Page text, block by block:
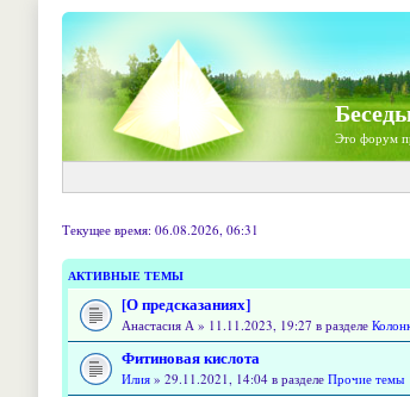
Это форум
Текущее время: 06.08.2026, 06:31
АКТИВНЫЕ ТЕМЫ
[О предсказаниях]
Анастасия А » 11.11.2023, 19:27 в разделе
Фитиновая кислота
Илия » 29.11.2021, 14:04 в разделе Прочие темы